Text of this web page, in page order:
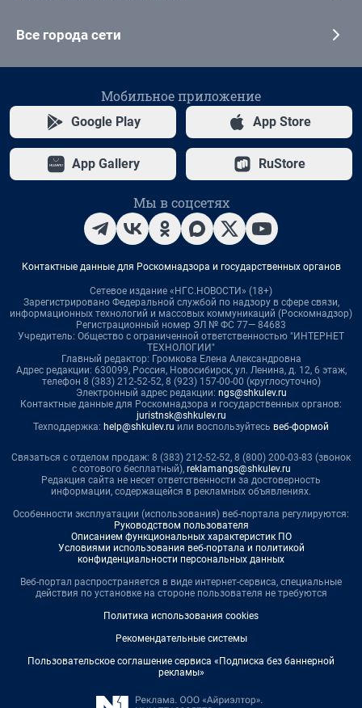
Все города сети
Мобильное приложение
Google Play App Store
App Gallery RuStore
Мы в соцсетях
Контактные данные для Роскомнадзора и государственных органов
Сетевое издание «НГС.НОВОСТИ» (18+)
Зарегистрировано Федеральной службой по надзору в сфере связи,
информационных технологий и массовых коммуникаций (Роскомнадзор)
Регистрационный номер ЭЛ № ФС 77— 84683
Учредитель: Общество с ограниченной ответственностью "ИНТЕРНЕТ
ТЕХНОЛОГИИ"
Главный редактор: Громкова Елена Александровна
Адрес редакции: 630099, Россия, Новосибирск, ул. Ленина, д. 12, 6 этаж,
телефон 8 (383) 212-52-52, 8 (923) 157-00-00 (круглосуточно)
Электронный адрес редакции: ngs@shkulev.ru
Контактные данные для Роскомнадзора и государственных органов:
juristnsk@shkulev.ru
Техподдержка: help@shkulev.ru или воспользуйтесь веб-формой
Связаться с отделом продаж: 8 (383) 212-52-52, 8 (800) 200-03-83 (звонок
с сотового бесплатный), reklamangs@shkulev.ru
Редакция сайта не несет ответственности за достоверность
информации, содержащейся в рекламных объявлениях.
Особенности эксплуатации (использования) веб-портала регулируются:
Руководством пользователя
Описанием функциональных характеристик ПО
Условиями использования веб-портала и политикой
конфиденциальности персональных данных
Веб-портал распространяется в виде интернет-сервиса, специальные
действия по установке на стороне пользователя не требуются
Политика использования cookies
Рекомендательные системы
Пользовательское соглашение сервиса «Подписка без баннерной
рекламы»